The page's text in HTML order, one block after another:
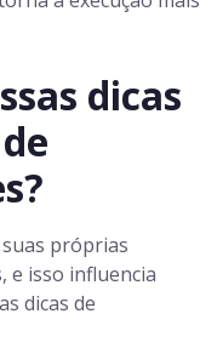
dicas
próprias
e isso influencia
dicas de